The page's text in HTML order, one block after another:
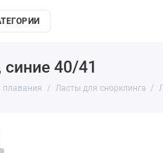
40/41
плавания Ласты для снорклинга